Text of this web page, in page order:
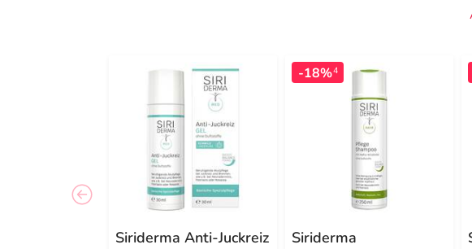
Siriderma Anti-Juckreiz
-18%4
Siriderma